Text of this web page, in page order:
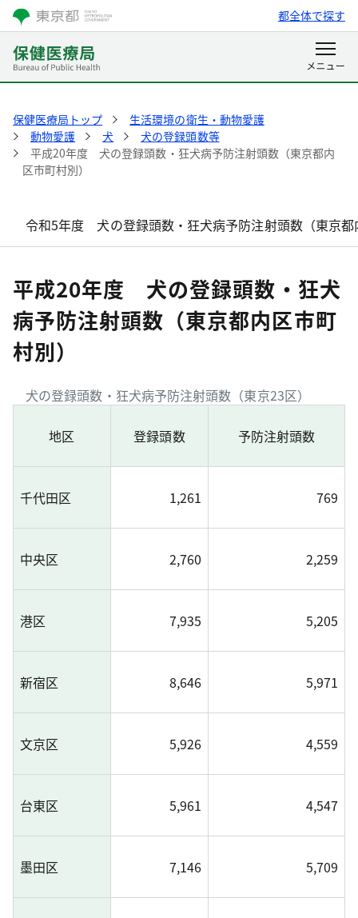
都全体で探す
保健医療局トップ
生活環境の衛生・動物愛護
動物愛護
犬
犬の登録頭数等
平成20年度 犬の登録頭数・狂犬病予防注射頭数（東京都内
区市町村別）
令和5年度 犬の登録頭数・狂犬病予防注射頭数（東京都
平成20年度 犬の登録頭数・狂犬
病予防注射頭数（東京都内区市町
村別）
犬の登録頭数・狂犬病予防注射頭数（東京23区）
地区 登録頭数 予防注射頭数
千代田区 1,261 769
中央区 2,760 2,259
港区 7,935 5,205
新宿区 8,646 5,971
文京区 5,926 4,559
台東区 5,961 4,547
墨田区 7,146 5,709